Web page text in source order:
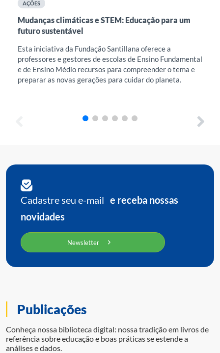
AÇÕES
Mudanças climáticas e STEM: Educação para um
futuro sustentável
Esta iniciativa da Fundação Santillana oferece a
professores e gestores de escolas de Ensino Fundamental
e de Ensino Médio recursos para compreender o tema e
preparar as novas gerações para cuidar do planeta.
Cadastre seu e-mail e receba nossas
novidades
Newsletter
Publicações
Conheça nossa biblioteca digital: nossa tradição em livros de
referência sobre educação e boas práticas se estende a
análises e dados.